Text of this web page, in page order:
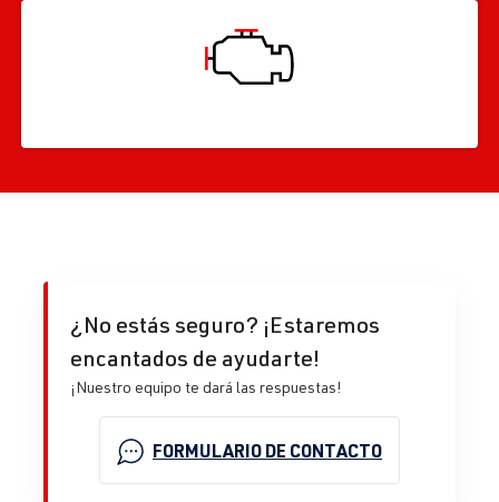
¿No estás seguro? ¡Estaremos
encantados de ayudarte!
¡Nuestro equipo te dará las respuestas!
FORMULARIO DE CONTACTO